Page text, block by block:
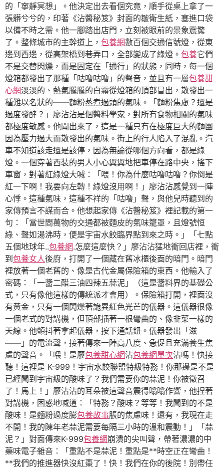
的「寧靜冥想」。他決定出去看個究竟，順手從桌上拿了一
張髒兮兮的，印著《沾醬秘笈》封面的皺衛生紙，塞進口袋
以備不時之需。他一腳踏出店門，立刻被眼前的景象震驚
了。整條城市的主幹道上， 包養網數百個交通信號燈，從東
邊到西邊，從高架橋到巷弄口，全部變成了綠燈。 包養它們
不是交替閃爍，而是固定在「通行」的狀態，同時，每一個
燈箱都發出了那種「咕嚕咕嚕」的聲音，並且有一層包養甜
心網淡淡的、熱氣騰騰的白霧從燈箱的頂部冒出，散發出一
種難以名狀的——麵粉蒸煮過頭的氣味。「麵粉焦慮？還是
過度發酵？」廖沾沾是個醬料學家，對所有食物相關的氣味
都極度敏感。他聞出來了，這是一種只有在極度巨大的麵團
因為壓力過大而散發出的氣味。街上的行人陷入了混亂。汽
車不知道該走還是該停，因為無論從哪個方向看，都是綠
燈。一個穿著西裝的男人小心翼翼地把車停在路中央，搖下
車窗，對著紅綠燈大喊：「喂！你為什麼咕嚕咕嚕？你倒是
紅一下啊！我要向左轉！綠燈沒用啊！」廖沾沾感覺到一陣
心悸。這種氣味，這種不祥的「咕嚕」聲，與他兒時聽到的
家傳預言不謀而合。他想起家傳《沾醬秘笈》裡記載的第一
句：「當世間萬物的交通都被麵皮的氣味籠罩，且燈號恒
綠、聲如湯沸時，便是宇宙水餃臨界點到來之時。」「七點
五個地球年..包養網.怎麼這麼快？」廖沾沾猛地衝回店裡，衝
到 包養女人後廚，打開了一個藏在舊冰櫃後面的暗門。暗門
裡放著一個老舊的、像是古代金屬保險箱的東西。他輸入了
密碼：「一醬二醋三油四辣五蒜泥」（這是醬料界的基礎公
式，只有像他這樣的傳統派才會用）。保險箱打開，裡面沒
有黃金，只有一個閃爍著詭異紅色光芒的儀器。這儀器很像
一個老式的對講機，但頂部插著一根彎曲的、像韭菜一樣的
天線。他顫抖著拿起儀器，按下通話鈕。儀器發出「滋
——」的電流聲，接著傳來一陣高八度、急促且充滿養生焦
慮的聲音。「喂！是廖包養甜心網沾包養網單次沾嗎！快接
聽！這裡是 K-999！宇宙水餃聯盟特級特務！你那邊是不是
已經聞到宇宙級的酸味了？我們需要你的蒜泥！你被徵召
了！馬上！」廖沾沾的耳朵被這聲音震得嗡嗡作響，他捏著
對講機，困惑地喊道：「特務？酸味？等等！我聞到的不是
酸味！是麵粉過度膨包養故事脹的焦慮味！還有，我現在走
不開！我的陳年老蒜泥需要每隔三小時的溫和震動！」「蒜
泥？」對面傳來K-999包養網崩潰的尖叫聲，帶著濃濃的中
藥味電子雜音：「重點不是蒜泥！重點是**時空正在彎曲！
**我們的推進器快沒紅棗了！快！我們在你的後院！別帶任